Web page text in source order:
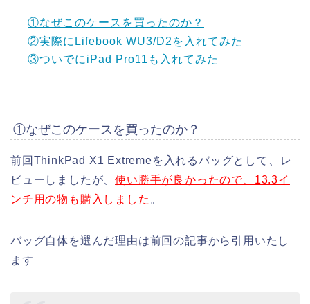
①なぜこのケースを買ったのか？
②実際にLifebook WU3/D2を入れてみた
③ついでにiPad Pro11も入れてみた
①なぜこのケースを買ったのか？
前回ThinkPad X1 Extremeを入れるバッグとして、レ
ビューしましたが、使い勝手が良かったので、13.3イ
ンチ用の物も購入しました 。
バッグ自体を選んだ理由は前回の記事から引用いたし
ます